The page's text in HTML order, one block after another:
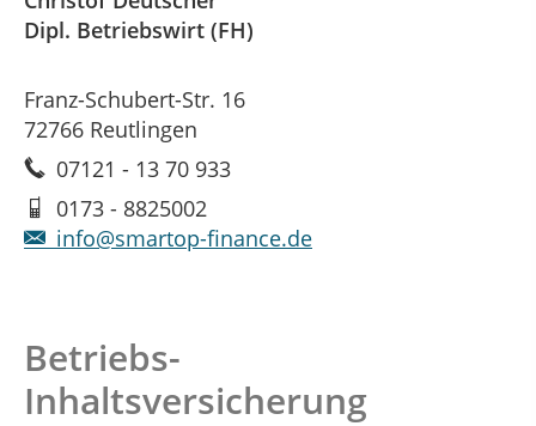
Dipl. Betriebswirt (FH)
Franz-Schubert-Str. 16
72766 Reutlingen
07121 - 13 70 933
0173 - 8825002
info@smartop-finance.de
Betriebs-
Inhaltsversicherung